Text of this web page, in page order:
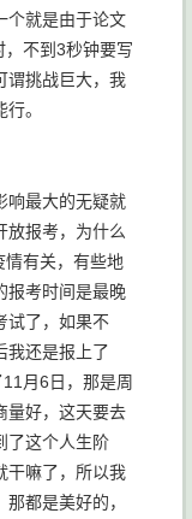
个就是由于论文
不到3秒钟要写
谓挑战巨大，我
。
响最大的无疑就
放报考，为什么
情有关，有些地
报考时间是最晚
试了，如果不
我还是报上了
月6日，那是周
量好，这天要去
了这个人生阶
干嘛了，所以我
都是美好的，